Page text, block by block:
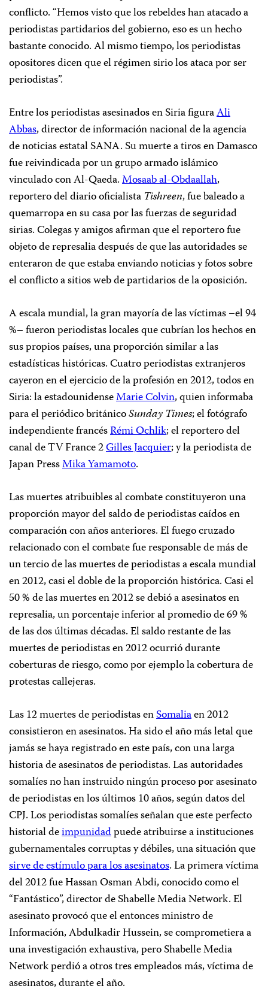
conflicto. “Hemos visto que los rebeldes han atacado a
periodistas partidarios del gobierno, eso es un hecho
bastante conocido. Al mismo tiempo, los periodistas
opositores dicen que el régimen sirio los ataca por ser
periodistas”.
Entre los periodistas asesinados en Siria figuraAli
Abbas, director de información nacional de la agencia
de noticias estatal SANA. Su muerte a tiros en Damasco
fue reivindicada por un grupo armado islámico
vinculado con Al-Qaeda.Mosaab al-Obdaallah,
reportero del diario oficialista Tishreen, fue baleado a
quemarropa en su casa por las fuerzas de seguridad
sirias. Colegas y amigos afirman que el reportero fue
objeto de represalia después de que las autoridades se
enteraron de que estaba enviando noticias y fotos sobre
el conflicto a sitios web de partidarios de la oposición.
A escala mundial, la gran mayoría de las víctimas –el 94
%– fueron periodistas locales que cubrían los hechos en
sus propios países, una proporción similar a las
estadísticas históricas. Cuatro periodistas extranjeros
cayeron en el ejercicio de la profesión en 2012, todos en
Siria: la estadounidenseMarie Colvin, quien informaba
para el periódico británicoSunday Times; el fotógrafo
independiente francésRémi Ochlik;el reportero del
canal de TV France 2Gilles Jacquier; y la periodista de
Japan PressMika Yamamoto.
Las muertes atribuibles al combate constituyeron una
proporción mayor del saldo de periodistas caídos en
comparación con años anteriores. El fuego cruzado
relacionado con el combate fue responsable de más de
un tercio de las muertes de periodistas a escala mundial
en 2012, casi el doble de la proporción histórica. Casi el
50 % de las muertes en 2012 se debió a asesinatos en
represalia, un porcentaje inferior al promedio de 69 %
de las dos últimas décadas. El saldo restante de las
muertes de periodistas en 2012 ocurrió durante
coberturas de riesgo, como por ejemplo la cobertura de
protestas callejeras.
Las 12 muertes de periodistas enSomaliaen 2012
consistieron en asesinatos. Ha sido el año más letal que
jamás se haya registrado en este país, con una larga
historia de asesinatos de periodistas. Las autoridades
somalíes no han instruido ningún proceso por asesinato
de periodistas en los últimos 10 años, según datos del
CPJ. Los periodistas somalíes señalan que este perfecto
historial deimpunidadpuede atribuirse a instituciones
gubernamentales corruptas y débiles, una situación que
sirve de estímulo para los asesinatos. La primera víctima
del 2012 fue Hassan Osman Abdi, conocido como el
“Fantástico”, director de Shabelle Media Network. El
asesinato provocó que el entonces ministro de
Información, Abdulkadir Hussein, se comprometiera a
una investigación exhaustiva, pero Shabelle Media
Network perdió a otros tres empleados más, víctima de
asesinatos, durante el año.